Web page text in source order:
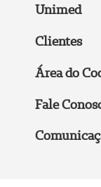
Unimed
Clientes
Área do
Fale